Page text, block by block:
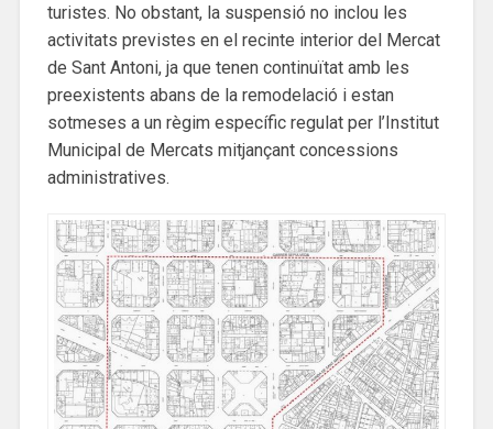
turistes. No obstant, la suspensió no inclou les
activitats previstes en el recinte interior del Mercat
de Sant Antoni, ja que tenen continuïtat amb les
preexistents abans de la remodelació i estan
sotmeses a un règim específic regulat per l’Institut
Municipal de Mercats mitjançant concessions
administratives.